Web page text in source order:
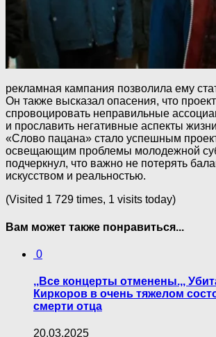
рекламная кампания позволила ему
Он также высказал опасения, что
спровоцировать неправильные
и прославить негативные аспекты
«Слово пацана» стало успешным
освещающим проблемы молодежной
подчеркнул, что важно не потерять
искусством и реальностью.
(Visited 1 729 times, 1 visits today)
Вам может также понравиться...
0
,,Все концерты отменены.,,
Киркоров в очень тяжелом
смерти отца
20.03.2025